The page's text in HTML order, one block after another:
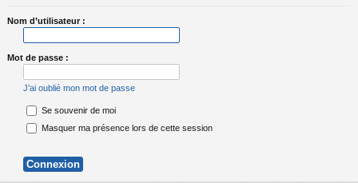
s
Nom d’utilisateur :
Mot de passe :
J’ai oublié mon mot de passe
Se souvenir de moi
Masquer ma présence lors de cette session